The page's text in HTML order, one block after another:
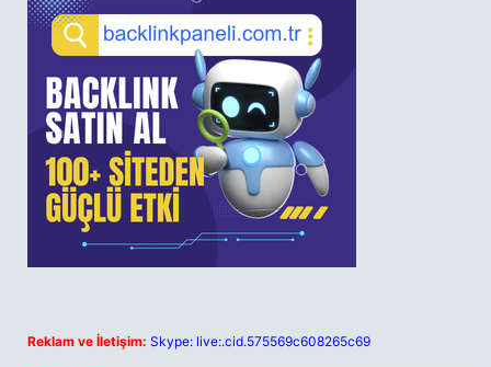
Reklam ve İletişim: Skype: live:.cid.575569c608265c69